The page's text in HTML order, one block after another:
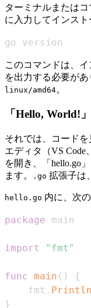
ターミナルまたは
に入力してインスト
go version
このコマンドは、
を出力する必要があ
linux/amd64。
「Hello, World!
それでは、コード
エディタ（VS Code
を開き、「hello.go
ます。
.go 拡張子は
hello.go 内に、次
package
import "fmt"
func main ( )
{
    fmt
. Println
}